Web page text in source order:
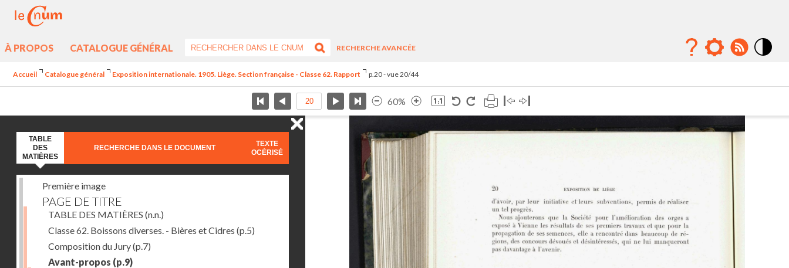
À PROPOS CATALOGUE GÉNÉRAL
RECHERCHE AVANCÉE
Accueil Catalogue général Exposition internationale. 1905. Liège. Section française - Classe 62. Rapport p.20 - vue 20/44
60%
TABLE
DES
MATIÈRES
RECHERCHE DANS LE DOCUMENT
TEXTE
OCÉRISÉ
Première image
PAGE DE TITRE
TABLE DES MATIÈRES (n.n.)
Classe 62. Boissons diverses. - Bières et Cidres (p.5)
Composition du Jury(p.7)
Avant-propos (p.9)